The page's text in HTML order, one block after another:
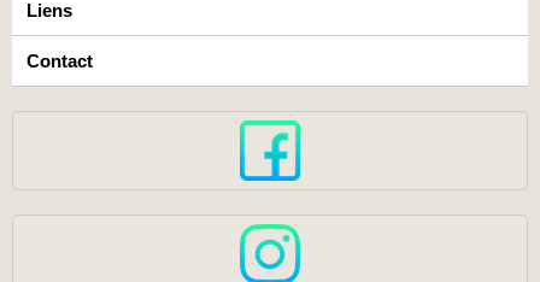
Liens
Contact